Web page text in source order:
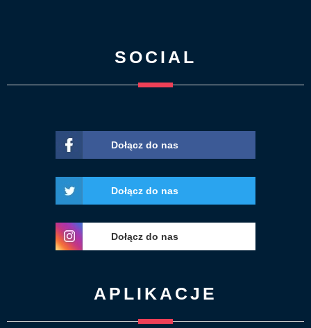
SOCIAL
Dołącz do nas
Dołącz do nas
Dołącz do nas
APLIKACJE